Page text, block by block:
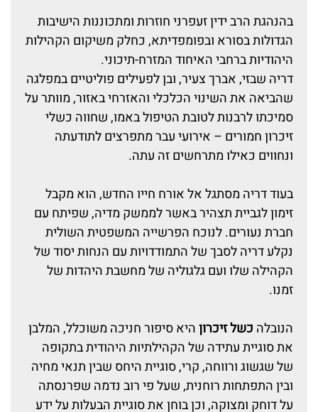
בהנהגת הרב ידין זעפרני חוזרות ומתכוננות הישיבות
הגדולות בסורא ובפומפדיתא, כחלק משיקום הקהילות
היהודיות ברחבי האיחוד המזרח-תיכוני.
דריה שבזי, אברך צעיר, ובן לפעילים פוליטיים במפלגה
שהביאה את השינוי הכלכלי והאזרחי באזור, מוותר על
סמיכתו לרבנות לטובת הטיפול באמו, שחווה כשלי
זיכרון חמורים – אירועי עבר מתפרצים לתודעתה
ונחווים כאילו מתרחשים זה עתה.
בעוד דריה מסתגל אל אורח חייו החדש, הוא מקבל
זימון לגביית תצהיר באשר לממשק מדיה, שפיתח עם
חברת נעורים. לנוכח הפרשייה המשפטית השולית
נקלע דריה לסבך של התמודדויות עם הנחות יסוד של
הקהילה שלו ועם גלגוליה של מחשבת היהדות של
זמנו.
הנובלה כשל זיכרוןהיא סיפור חניכה משוכלל, המלבן
את סוגיית עתידה של הקהילתיות היהודית בתקופה
של שגשוג ורווחה, קרי, סוגיית היחס שבין תנאי מחיה
ובין התפתחות רוחנית, שעל פי רוב נדמה שפרנסתה
על דוחק ומצוקה, וכן בוחן את סוגיית הבעלות על ידע